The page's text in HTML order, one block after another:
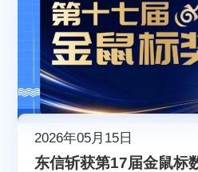
2026年05月15日
东信斩获第17届金鼠标